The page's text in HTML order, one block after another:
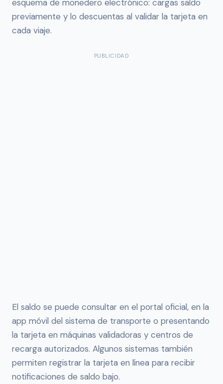
esquema de monedero electrónico: cargas saldo
previamente y lo descuentas al validar la tarjeta en
cada viaje.
PUBLICIDAD
El saldo se puede consultar en el portal oficial, en la
app móvil del sistema de transporte o presentando
la tarjeta en máquinas validadoras y centros de
recarga autorizados. Algunos sistemas también
permiten registrar la tarjeta en línea para recibir
notificaciones de saldo bajo.